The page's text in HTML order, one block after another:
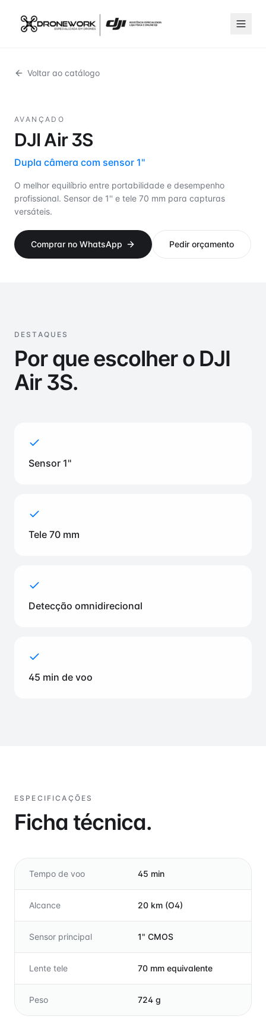
Voltar ao catálogo
AVANÇADO
DJI Air 3S
Dupla câmera com sensor 1''
O melhor equilíbrio entre portabilidade e desempenho
profissional. Sensor de 1'' e tele 70 mm para capturas
versáteis.
Comprar no WhatsApp Pedir orçamento
DESTAQUES
Por que escolher o DJI
Air 3S.
Sensor 1''
Tele 70 mm
Detecção omnidirecional
45 min de voo
ESPECIFICAÇÕES
Ficha técnica.
Tempo de voo 45 min
Alcance 20 km (O4)
Sensor principal 1" CMOS
Lente tele 70 mm equivalente
Peso 724 g